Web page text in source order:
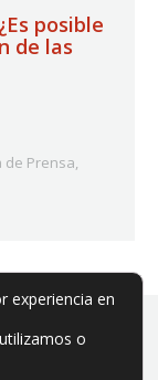
posible
de las
de Prensa,
experiencia en
o